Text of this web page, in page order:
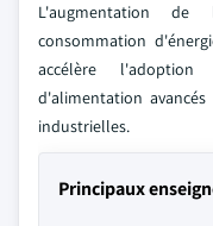
L'augmentation
consommation
accélère
d'alimentation
industrielles.
Principaux